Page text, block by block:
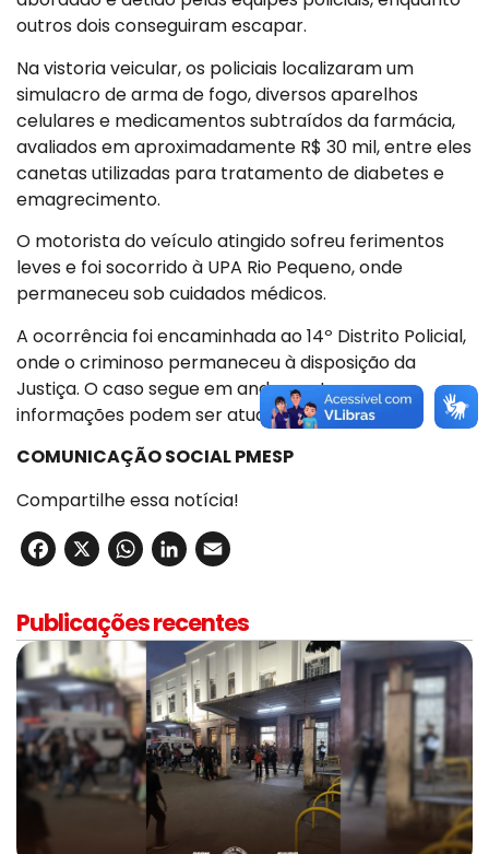
outros dois conseguiram escapar.
Na vistoria veicular, os policiais localizaram um
simulacro de arma de fogo, diversos aparelhos
celulares e medicamentos subtraídos da farmácia,
avaliados em aproximadamente R$ 30 mil, entre eles
canetas utilizadas para tratamento de diabetes e
emagrecimento.
O motorista do veículo atingido sofreu ferimentos
leves e foi socorrido à UPA Rio Pequeno, onde
permaneceu sob cuidados médicos.
A ocorrência foi encaminhada ao 14º Distrito Policial,
onde o criminoso permaneceu à disposição da
Justiça. O caso segue em andamento e as
informações podem ser atualizadas.
COMUNICAÇÃO SOCIAL PMESP
Compartilhe essa notícia!
Facebook
X WhatsApp
LinkedIn
Publicações recentes